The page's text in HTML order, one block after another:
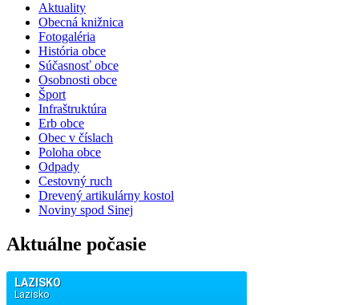
Aktuality
Obecná knižnica
Fotogaléria
História obce
Súčasnosť obce
Osobnosti obce
Šport
Infraštruktúra
Erb obce
Obec v číslach
Poloha obce
Odpady
Cestovný ruch
Drevený artikulárny kostol
Noviny spod Sinej
Aktuálne počasie